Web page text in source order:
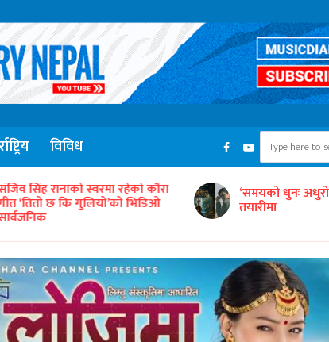
विविध
सिंह रानाको स्वरमा रहेको कौरा
‘तितो छ कि गुलियो’को भिडिओ ‘समयको धुनः अधुरो
तयारीमा